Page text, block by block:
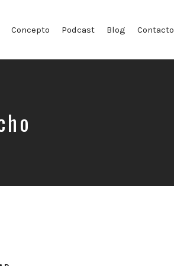
Concepto Podcast Blog Contacto